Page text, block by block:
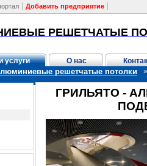
Добавить предприятие
РЕШЕТЧАТЫЕ
услуги О нас
решетчатые потолки »
ГРИЛЬЯТО -